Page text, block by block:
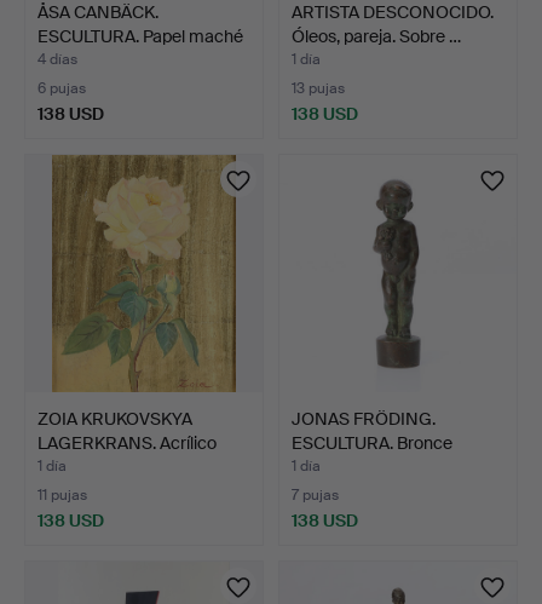
ÅSA CANBÄCK.
ESCULTURA. Papel maché
pintad…
4 días
6 pujas
138 USD
ARTISTA DESCONOCIDO.
Óleos, pareja. Sobre …
1 día
13 pujas
138 USD
ZOIA KRUKOVSKYA
LAGERKRANS. Acrílico
sobre…
1 día
11 pujas
138 USD
JONAS FRÖDING.
ESCULTURA. Bronce
patinado.…
1 día
7 pujas
138 USD